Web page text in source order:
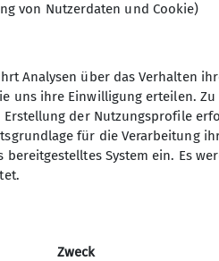
den Herbstferien
beim DAV Teisendorf
Für das Klettern sind
Kletterschuhe, es
kann ihm
von Nutzerdaten und Cookie)
Analysen über das Verhalten
uns ihre Einwilligung erteilen.
der Nutzungsprofile
für die Verarbeitung
bereitgestelltes System ein. Es
Zweck